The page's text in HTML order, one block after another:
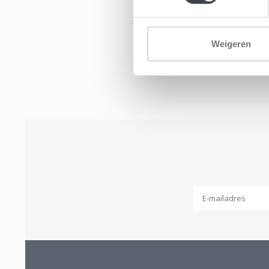
Weigeren